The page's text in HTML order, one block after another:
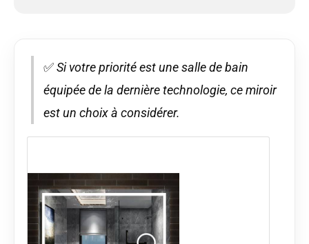
✅Si votre priorité est une salle de bain
équipée de la dernière technologie, ce miroir
est un choix à considérer.